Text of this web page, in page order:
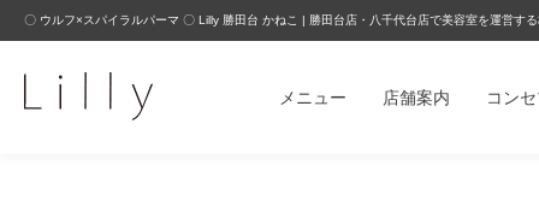
〇 ウルフ×スパイラルパーマ 〇 Lilly 勝田台 かねこ | 勝田台店・八千代台店で美容室を運営す
コン
店舗案内
メニュー